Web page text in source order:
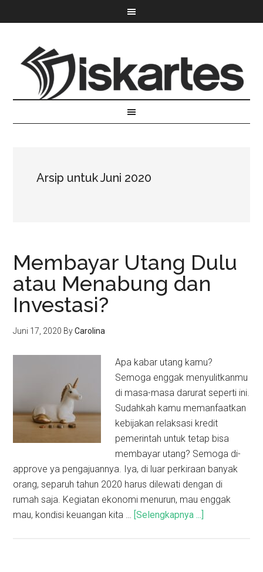
Arsip untuk Juni 2020
Membayar Utang Dulu
atau Menabung dan
Investasi?
Juni 17, 2020 ByCarolina
Apa kabar utang kamu?
Semoga enggak menyulitkanmu
di masa-masa darurat seperti ini.
Sudahkah kamu memanfaatkan
kebijakan relaksasi kredit
pemerintah untuk tetap bisa
membayar utang? Semoga di-
approve ya pengajuannya. Iya, di luar perkiraan banyak
orang, separuh tahun 2020 harus dilewati dengan di
rumah saja. Kegiatan ekonomi menurun, mau enggak
mau, kondisi keuangan kita … [Selengkapnya ...]